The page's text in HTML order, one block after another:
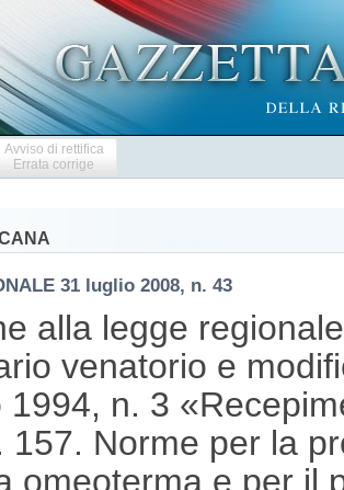
Avviso di rettifica
Errata corrige
31 luglio 2008, n. 43
alla legge
venatorio e
1994, n. 3
157. Norme per la
omeoterma e per il